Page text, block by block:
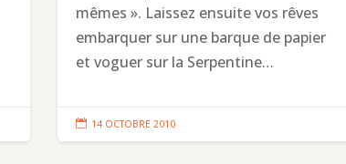
mêmes ». Laissez ensuite vos rêves
embarquer sur une barque de papier
et voguer sur la Serpentine…
 14 OCTOBRE 2010